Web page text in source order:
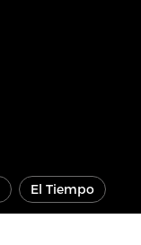
El Tiempo